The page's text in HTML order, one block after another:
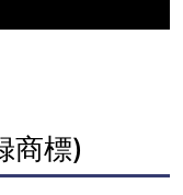
商標)